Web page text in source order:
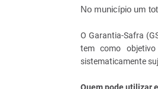
No município um
O Garantia-Safra
tem como
sistematicamente